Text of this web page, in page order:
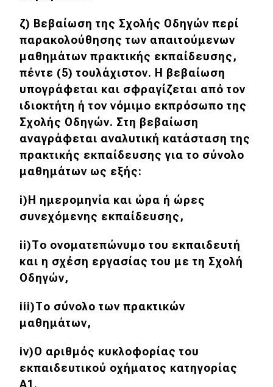
ζ) Βεβαίωση της Σχολής Οδηγών περί
παρακολούθησης των απαιτούμενων
μαθημάτων πρακτικής εκπαίδευσης,
πέντε (5) τουλάχιστον. Η βεβαίωση
υπογράφεται και σφραγίζεται από τον
ιδιοκτήτη ή τον νόμιμο εκπρόσωπο της
Σχολής Οδηγών. Στη βεβαίωση
αναγράφεται αναλυτική κατάσταση της
πρακτικής εκπαίδευσης για το σύνολο
μαθημάτων ως εξής:
i)Η ημερομηνία και ώρα ή ώρες
συνεχόμενης εκπαίδευσης,
ii)Το ονοματεπώνυμο του εκπαιδευτή
και η σχέση εργασίας του με τη Σχολή
Οδηγών,
iii)Το σύνολο των πρακτικών
μαθημάτων,
iv)Ο αριθμός κυκλοφορίας του
εκπαιδευτικού οχήματος κατηγορίας
Α1.